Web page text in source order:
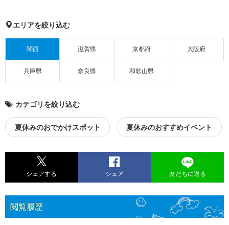
エリアを絞り込む
関西 滋賀県 京都府 大阪府
兵庫県 奈良県 和歌山県
カテゴリを絞り込む
夏休みのおでかけスポット 夏休みのおすすめイベント
シェアする シェア 友だちに送る
閲覧履歴